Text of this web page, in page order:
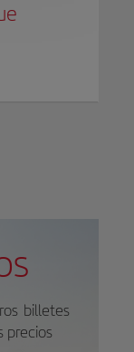
billetes
precios